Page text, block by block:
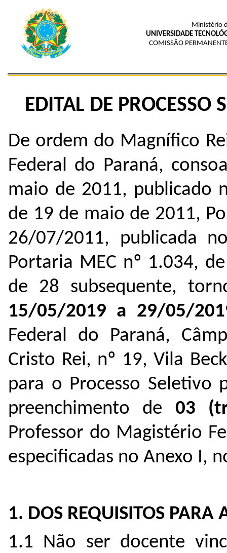
Ministério
UNIVERSIDADE
COMISSÃO
EDITAL DE
De ordem do Magnífico
Federal do Paraná,
maio de 2011, publicado
de 19 de maio de 2011,
26/07/2011, publicada
Portaria MEC nº 1.034,
de 28 subsequente,
15/05/2019 a 29/05/
Federal do Paraná,
Cristo Rei, nº 19, Vila
para o Processo Seletivo
preenchimento de 03
Professor do Magistério
especificadas no Anexo I,
1. DOS REQUISITOS PARA
1.1 Não ser docente